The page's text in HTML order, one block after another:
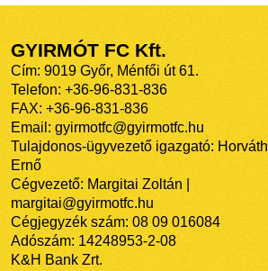
GYIRMÓT FC Kft.
Cím: 9019 Győr, Ménfői út 61.
Telefon: +36-96-831-836
FAX: +36-96-831-836
Email: gyirmotfc@gyirmotfc.hu
Tulajdonos-ügyvezető igazgató: Horváth
Ernő
Cégvezető: Margitai Zoltán |
margitai@gyirmotfc.hu
Cégjegyzék szám: 08 09 016084
Adószám: 14248953-2-08
K&H Bank Zrt.